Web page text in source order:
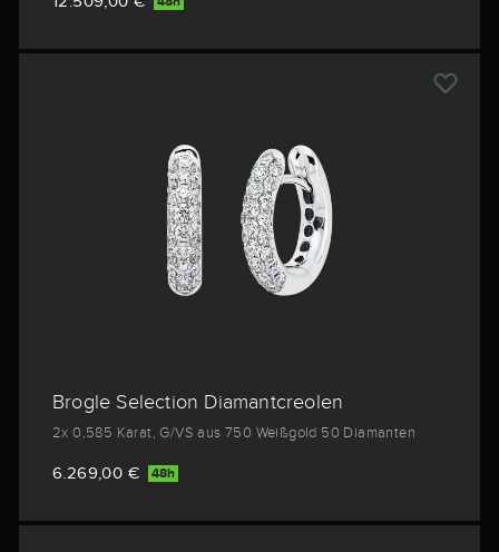
Brogle Selection Diamantcreolen
2x 0,585 Karat, G/VS aus 750 Weißgold 50 Diamanten
6.269,00 € 48h